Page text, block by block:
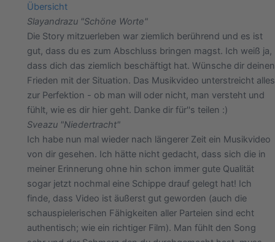
Übersicht
Slayandrazu "Schöne Worte"
Die Story mitzuerleben war ziemlich berührend und es ist
gut, dass du es zum Abschluss bringen magst. Ich weiß ja,
dass dich das ziemlich beschäftigt hat. Wünsche dir deinen
Frieden mit der Situation. Das Musikvideo unterstreicht alles
zur Perfektion - ob man will oder nicht, man versteht und
fühlt, wie es dir hier geht. Danke dir für''s teilen :)
Sveazu "Niedertracht"
Ich habe nun mal wieder nach längerer Zeit ein Musikvideo
von dir gesehen. Ich hätte nicht gedacht, dass sich die in
meiner Erinnerung ohne hin schon immer gute Qualität
sogar jetzt nochmal eine Schippe drauf gelegt hat! Ich
finde, dass Video ist äußerst gut geworden (auch die
schauspielerischen Fähigkeiten aller Parteien sind echt
authentisch; wie ein richtiger Film). Man fühlt den Song